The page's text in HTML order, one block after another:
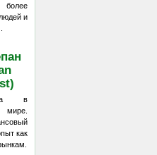
и
в
как